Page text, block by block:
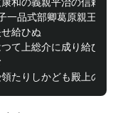
一品式部卿葛原親王九
給ひぬ
て上総介に成り給ひし